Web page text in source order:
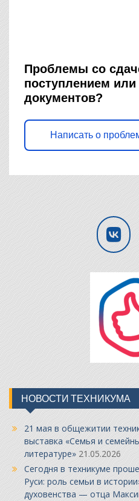
Проблемы со
поступлением
документов?
Написать о
НОВОСТИ ТЕХНИКУМА
21 мая в общежитии
выставка «Семья и
литературе» 21.05.2026
Сегодня в техникуме
Руси: роль семьи в
духовенства — отца